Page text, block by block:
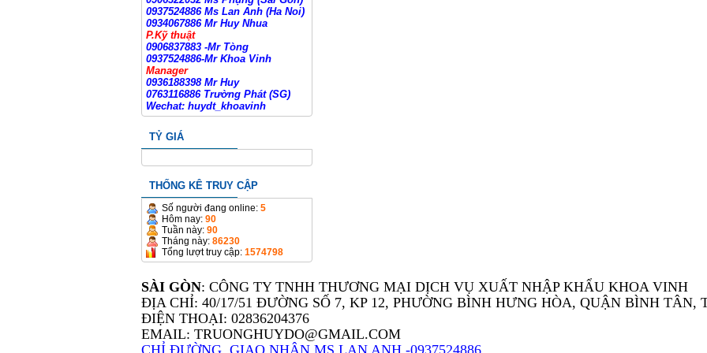
0937524886 Ms Lan Anh (Ha Noi)
0934067886 Mr Huy Nhua
P.Kỹ thuật
0906837883 -Mr Tòng
0937524886-Mr Khoa Vinh
Manager
0936188398 Mr Huy
0763116886 Trường Phát (SG)
Wechat: huydt_khoavinh
TỶ GIÁ
THỐNG KÊ TRUY CẬP
Số người đang online: 5
Hôm nay: 90
Tuần này: 90
Tháng này: 86230
Tổng lượt truy cập: 1574798
SÀI GÒN: CÔNG TY TNHH THƯƠNG MẠI DỊCH VỤ XUẤT NHẬP KHẨU KHOA VINH
ĐỊA CHỈ: 40/17/51 ĐƯỜNG SỐ 7, KP 12, PHƯỜNG BÌNH HƯNG HÒA, QUẬN BÌNH TÂN,
ĐIỆN THOẠI: 02836204376
EMAIL: TRUONGHUYDO@GMAIL.COM
CHỈ ĐƯỜNG, GIAO NHẬN MS LAN ANH -0937524886